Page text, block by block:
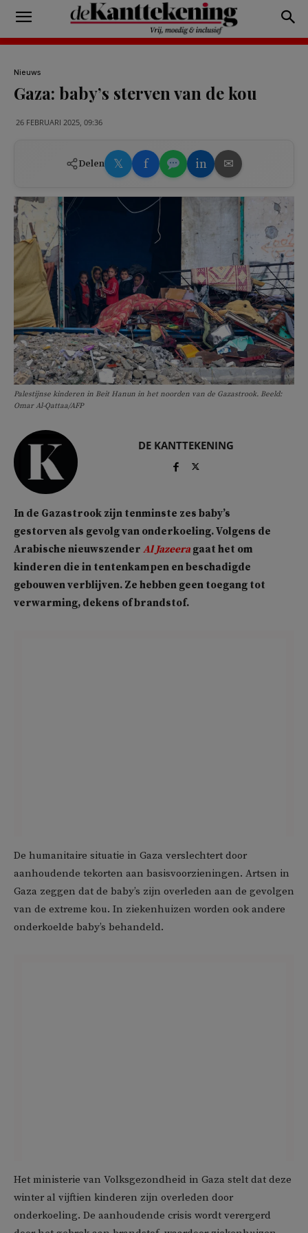
Nieuws
Gaza: baby’s sterven van de kou
26 FEBRUARI 2025, 09:36
Delen 𝕏 f in ✉
Palestijnse kinderen in Beit Hanun in het noorden van de Gazastrook. Beeld:
Omar Al-Qattaa/AFP
DE KANTTEKENING
In de Gazastrook zijn tenminste zes baby’s
gestorven als gevolg van onderkoeling. Volgens de
Arabische nieuwszender Al Jazeera gaat het om
kinderen die in tentenkampen en beschadigde
gebouwen verblijven. Ze hebben geen toegang tot
verwarming, dekens of brandstof.
De humanitaire situatie in Gaza verslechtert door
aanhoudende tekorten aan basisvoorzieningen. Artsen in
Gaza zeggen dat de baby’s zijn overleden aan de gevolgen
van de extreme kou. In ziekenhuizen worden ook andere
onderkoelde baby’s behandeld.
Het ministerie van Volksgezondheid in Gaza stelt dat deze
winter al vijftien kinderen zijn overleden door
onderkoeling. De aanhoudende crisis wordt verergerd